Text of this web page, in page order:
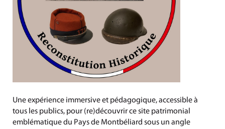
Une expérience immersive et pédagogique, accessible à
tous les publics, pour (re)découvrir ce site patrimonial
emblématique du Pays de Montbéliard sous un angle